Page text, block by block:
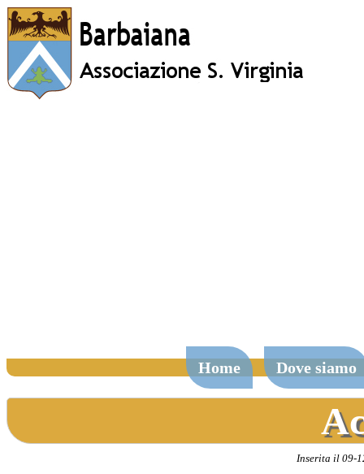
Home Dove siamo
Inserita il 09-